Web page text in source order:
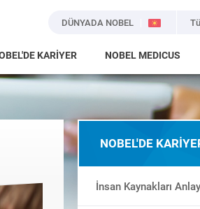
DÜNYADA NOBEL
KARİYER NOBEL MEDICUS
NOBEL'DE
İnsan Kaynakları